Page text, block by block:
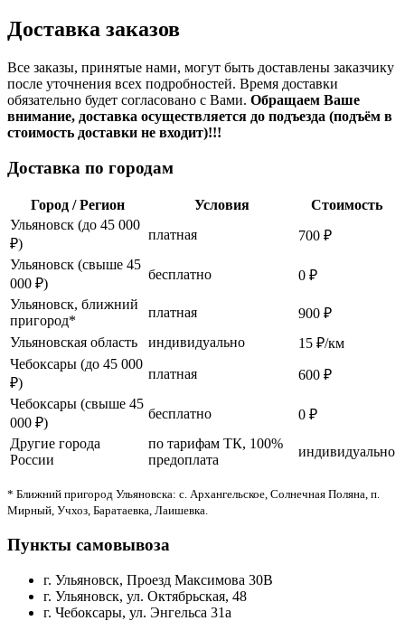
Доставка заказов
Все заказы, принятые нами, могут быть доставлены заказчику
после уточнения всех подробностей. Время доставки
обязательно будет согласовано с Вами. Обращаем Ваше
внимание, доставка осуществляется до подъезда (подъём в
стоимость доставки не входит)!!!
Доставка по городам
Город / Регион Условия
Стоимость
Ульяновск (до 45 000
₽)
платная
700 ₽
Ульяновск (свыше 45
000 ₽)
бесплатно
0 ₽
Ульяновск, ближний
пригород*
платная
900 ₽
Ульяновская область
индивидуально
15 ₽/км
Чебоксары (до 45 000
₽)
платная
600 ₽
Чебоксары (свыше 45
000 ₽)
бесплатно
0 ₽
Другие города
России
по тарифам ТК, 100%
предоплата
индивидуально
* Ближний пригород Ульяновска: с. Архангельское, Солнечная Поляна, п.
Мирный, Учхоз, Баратаевка, Лаишевка.
Пункты самовывоза
г. Ульяновск, Проезд Максимова 30В
г. Ульяновск, ул. Октябрьская, 48
г. Чебоксары, ул. Энгельса 31а